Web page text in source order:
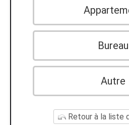
Bureau
Autre
Retour à la liste